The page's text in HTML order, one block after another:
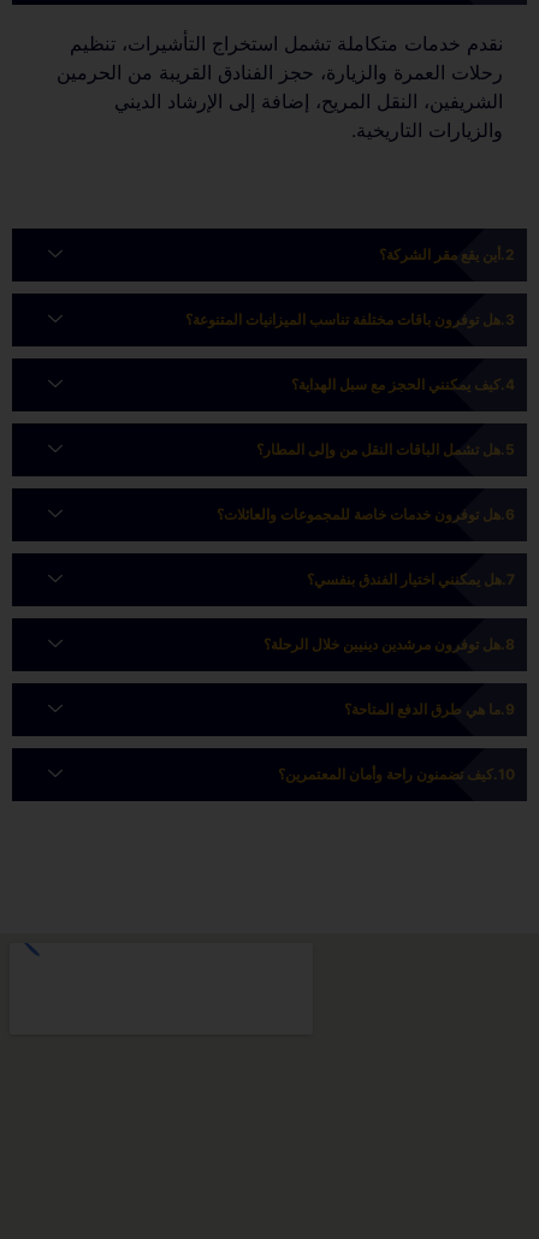
نقدم خدمات متكاملة تشمل استخراج التأشيرات، تنظيم
رحلات العمرة والزيارة، حجز الفنادق القريبة من الحرمين
الشريفين، النقل المريح، إضافة إلى الإرشاد الديني
والزيارات التاريخية.
أين يقع مقر الشركة؟
هل توفرون باقات مختلفة تناسب الميزانيات المتنوعة؟
كيف يمكنني الحجز مع سبل الهداية؟
هل تشمل الباقات النقل من وإلى المطار؟
هل توفرون خدمات خاصة للمجموعات والعائلات؟
هل يمكنني اختيار الفندق بنفسي؟
هل توفرون مرشدين دينيين خلال الرحلة؟
ما هي طرق الدفع المتاحة؟
كيف تضمنون راحة وأمان المعتمرين؟